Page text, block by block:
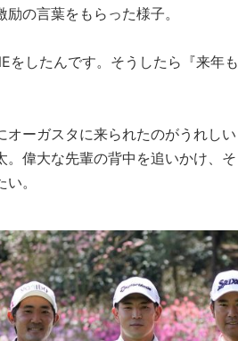
の言葉をもらった様子。
をしたんです。そうしたら『来年
オーガスタに来られたのがうれし
。偉大な先輩の背中を追いかけ、
。